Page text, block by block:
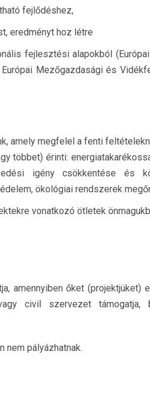
fejlődéshez,
eredményt hoz létre
fejlesztési alapokból
Mezőgazdasági és
amely megfelel a fenti
többet) érinti:
igény csökkentése és
ökológiai rendszerek
vonatkozó ötletek
amennyiben őket (projektjüket)
civil szervezet támogatja,
nem pályázhatnak.